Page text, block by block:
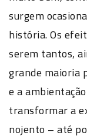
surgem
história. Os
serem tantos,
grande maioria
e a
transformar a
nojento – até